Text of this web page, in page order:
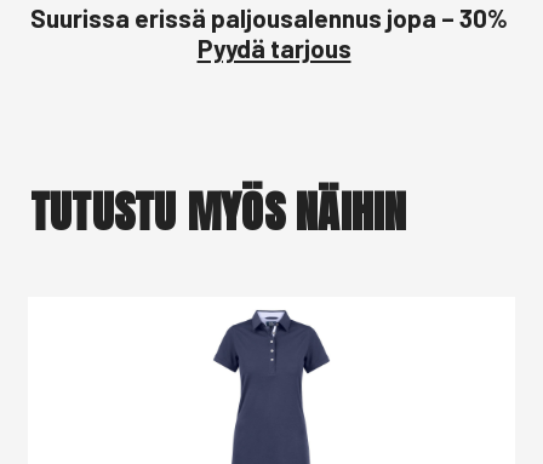
Suurissa erissä paljousalennus jopa – 30%
Pyydä tarjous
TUTUSTU MYÖS NÄIHIN